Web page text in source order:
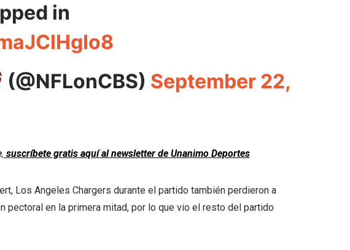
in
(@NFLonCBS) September 22,
, suscríbete gratis aquí al newsletter de Unanimo Deportes
Los Angeles Chargers durante el partido también perdieron a
pectoral en la primera mitad, por lo que vio el resto del partido